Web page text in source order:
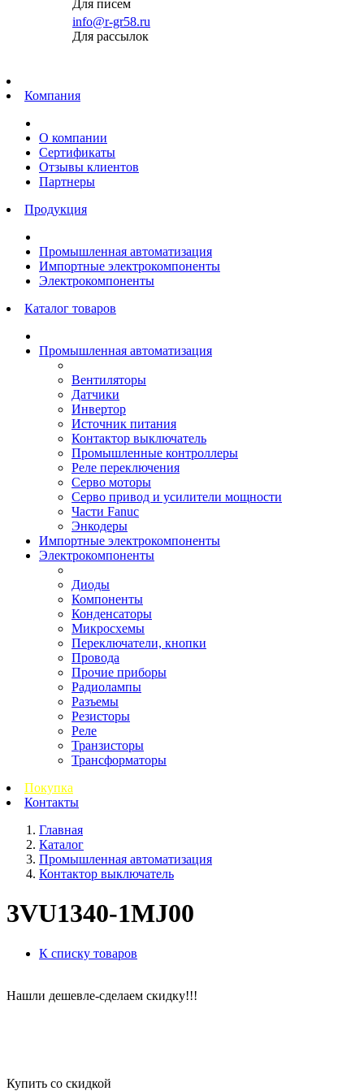
Для писем
info@r-gr58.ru
Для рассылок
Компания
О компании
Сертификаты
Отзывы клиентов
Партнеры
Продукция
Промышленная автоматизация
Импортные электрокомпоненты
Электрокомпоненты
Каталог товаров
Промышленная автоматизация
Вентиляторы
Датчики
Инвертор
Источник питания
Контактор выключатель
Промышленные контроллеры
Реле переключения
Серво моторы
Серво привод и усилители мощности
Части Fanuc
Энкодеры
Импортные электрокомпоненты
Электрокомпоненты
Диоды
Компоненты
Конденсаторы
Микросхемы
Переключатели, кнопки
Провода
Прочие приборы
Радиолампы
Разъемы
Резисторы
Реле
Транзисторы
Трансформаторы
Покупка
Контакты
Главная
Каталог
Промышленная автоматизация
Контактор выключатель
3VU1340-1MJ00
К списку товаров
Нашли дешевле-сделаем скидку!!!
Купить со скидкой